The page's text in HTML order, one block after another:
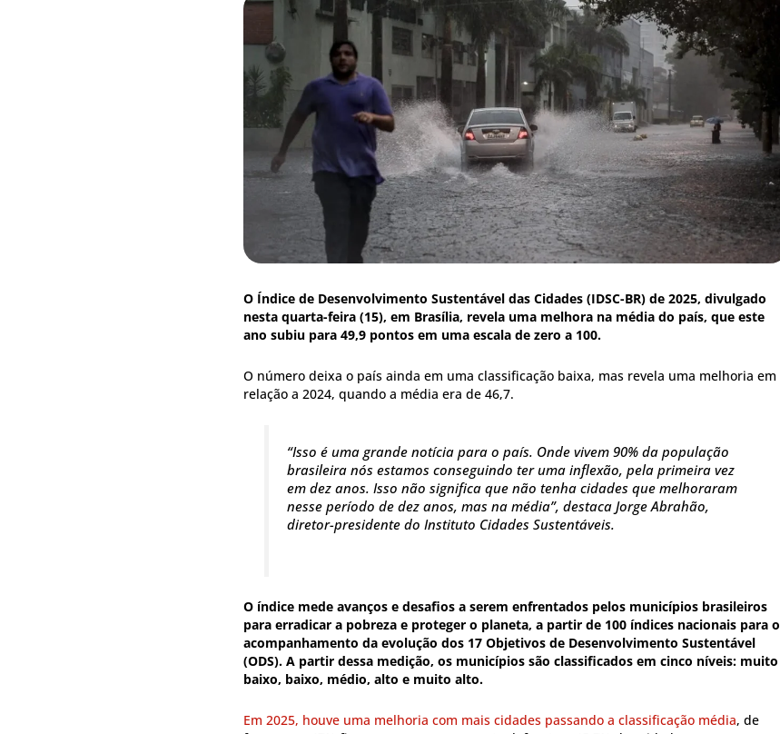
O Índice de Desenvolvimento Sustentável das Cidades (IDSC-BR) de 2025, divulgado
nesta quarta-feira (15), em Brasília, revela uma melhora na média do país, que este
ano subiu para 49,9 pontos em uma escala de zero a 100.
O número deixa o país ainda em uma classificação baixa, mas revela uma melhoria em
relação a 2024, quando a média era de 46,7.
“Isso é uma grande notícia para o país. Onde vivem 90% da população
brasileira nós estamos conseguindo ter uma inflexão, pela primeira vez
em dez anos. Isso não significa que não tenha cidades que melhoraram
nesse período de dez anos, mas na média”, destaca Jorge Abrahão,
diretor-presidente do Instituto Cidades Sustentáveis.
O índice mede avanços e desafios a serem enfrentados pelos municípios brasileiros
para erradicar a pobreza e proteger o planeta, a partir de 100 índices nacionais para o
acompanhamento da evolução dos 17 Objetivos de Desenvolvimento Sustentável
(ODS). A partir dessa medição, os municípios são classificados em cinco níveis: muito
baixo, baixo, médio, alto e muito alto.
Em 2025, houve uma melhoria com mais cidades passando a classificação média, de